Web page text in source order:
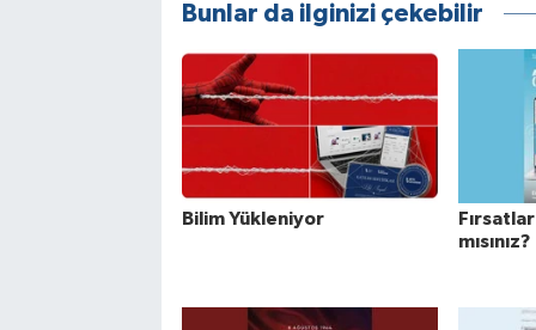
Bunlar da ilginizi çekebilir
Bilim Yükleniyor
mısınız?